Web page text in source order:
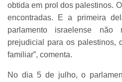
obtida em prol dos palestinos.
encontradas. E a primeira
parlamento israelense
prejudicial para os palestinos,
familiar”, comenta.
No dia 5 de julho, o